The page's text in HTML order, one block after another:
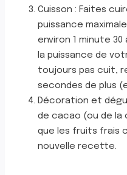
Cuisson : Faites
puissance
environ 1 minute
la puissance de
toujours pas cuit,
secondes de plus
Décoration et
de cacao (ou de la
que les fruits frais
nouvelle recette.